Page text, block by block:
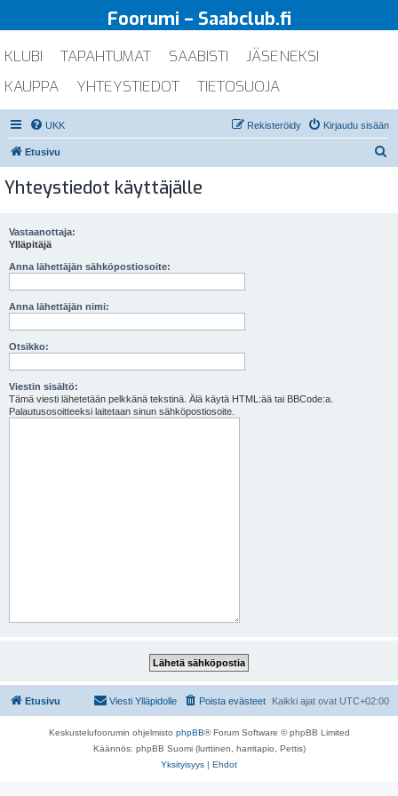
Foorumi – Saabclub.fi
KLUBI TAPAHTUMAT SAABISTI
JÄSENEKSI
KAUPPA
YHTEYSTIEDOT TIETOSUOJA
UKK Kirjaudu sisään
Rekisteröidy
Etusivu
Yhteystiedot käyttäjälle
Vastaanottaja:
Ylläpitäjä
Anna lähettäjän sähköpostiosoite:
Anna lähettäjän nimi:
Otsikko:
Viestin sisältö:
Tämä viesti lähetetään pelkkänä tekstinä. Älä käytä HTML:ää tai BBCode:a.
Palautusosoitteeksi laitetaan sinun sähköpostiosoite.
Etusivu Kaikki ajat ovat UTC+02:00
Poista evästeet
Viesti Ylläpidolle
Keskustelufoorumin ohjelmisto phpBB® Forum Software © phpBB Limited
Käännös: phpBB Suomi (lurttinen, harritapio, Pettis)
Yksityisyys | Ehdot